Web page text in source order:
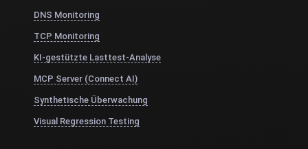
DNS Monitoring
TCP Monitoring
KI-gestützte Lasttest-Analyse
MCP Server (Connect AI)
Synthetische Überwachung
Visual Regression Testing